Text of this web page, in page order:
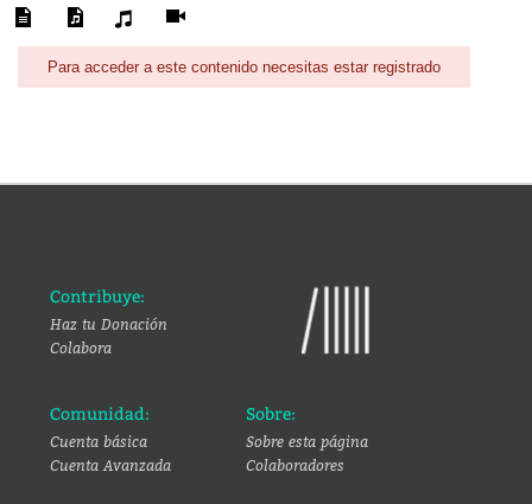
Para acceder a este contenido necesitas estar registrado
Contribuye:
Haz tu Donación
Colabora
Comunidad:
Cuenta básica
Cuenta Avanzada
Sobre:
Sobre esta página
Colaboradores